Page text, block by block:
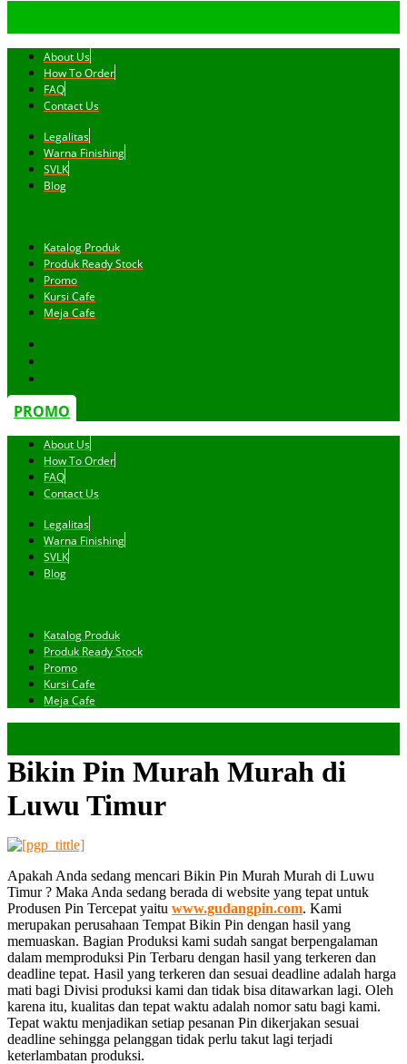
About Us
How To Order
FAQ
Contact Us
Legalitas
Warna Finishing
SVLK
Blog
Katalog Produk
Produk Ready Stock
Promo
Kursi Cafe
Meja Cafe
PROMO
About Us
How To Order
FAQ
Contact Us
Legalitas
Warna Finishing
SVLK
Blog
Katalog Produk
Produk Ready Stock
Promo
Kursi Cafe
Meja Cafe
Bikin Pin Murah Murah di
Luwu Timur
Apakah Anda sedang mencari Bikin Pin Murah Murah di Luwu
Timur ? Maka Anda sedang berada di website yang tepat untuk
Produsen Pin Tercepat yaitu www.gudangpin.com. Kami
merupakan perusahaan Tempat Bikin Pin dengan hasil yang
memuaskan. Bagian Produksi kami sudah sangat berpengalaman
dalam memproduksi Pin Terbaru dengan hasil yang terkeren dan
deadline tepat. Hasil yang terkeren dan sesuai deadline adalah harga
mati bagi Divisi produksi kami dan tidak bisa ditawarkan lagi. Oleh
karena itu, kualitas dan tepat waktu adalah nomor satu bagi kami.
Tepat waktu menjadikan setiap pesanan Pin dikerjakan sesuai
deadline sehingga pelanggan tidak perlu takut lagi terjadi
keterlambatan produksi.